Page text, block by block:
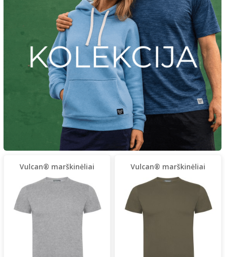
Vulcan® marškinėliai Vulcan® marškinėliai